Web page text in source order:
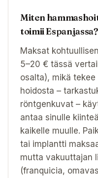
Miten
toimii Espanjassa?
Maksat
5–20 € tässä
osalta), mikä
hoidosta –
röntgenkuvat –
antaa sinulle
kaikelle muulle.
tai implantti
mutta vakuuttajan
(franquicia,